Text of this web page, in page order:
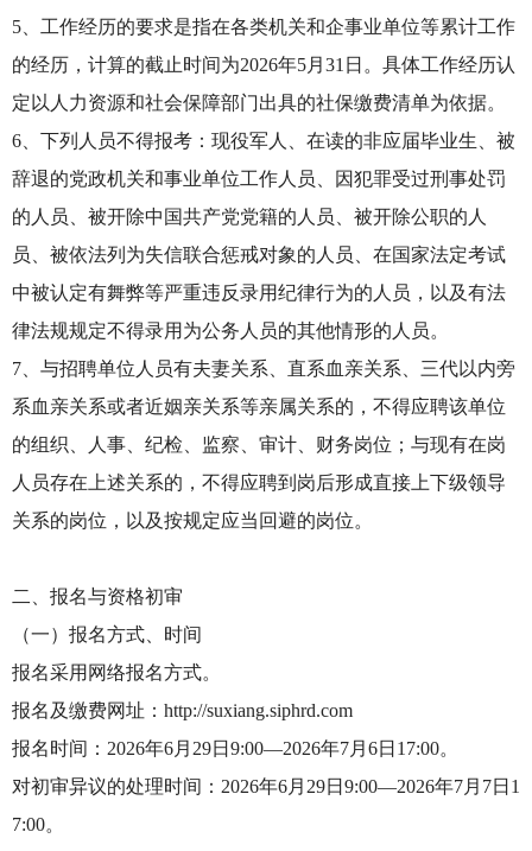
5、工作经历的要求是指在各类机关和企事业单位等累计工作
的经历，计算的截止时间为2026年5月31日。具体工作经历认
定以人力资源和社会保障部门出具的社保缴费清单为依据。
6、下列人员不得报考：现役军人、在读的非应届毕业生、被
辞退的党政机关和事业单位工作人员、因犯罪受过刑事处罚
的人员、被开除中国共产党党籍的人员、被开除公职的人
员、被依法列为失信联合惩戒对象的人员、在国家法定考试
中被认定有舞弊等严重违反录用纪律行为的人员，以及有法
律法规规定不得录用为公务人员的其他情形的人员。
7、与招聘单位人员有夫妻关系、直系血亲关系、三代以内旁
系血亲关系或者近姻亲关系等亲属关系的，不得应聘该单位
的组织、人事、纪检、监察、审计、财务岗位；与现有在岗
人员存在上述关系的，不得应聘到岗后形成直接上下级领导
关系的岗位，以及按规定应当回避的岗位。
二、报名与资格初审
（一）报名方式、时间
报名采用网络报名方式。
报名及缴费网址：http://suxiang.siphrd.com
报名时间：2026年6月29日9:00—2026年7月6日17:00。
对初审异议的处理时间：2026年6月29日9:00—2026年7月7日1
7:00。